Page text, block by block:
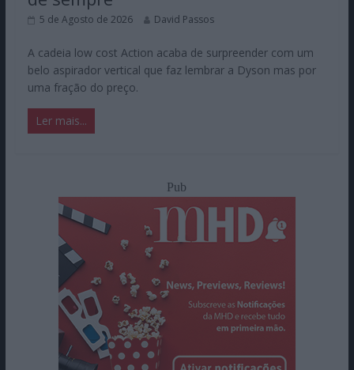
5 de Agosto de 2026 David Passos
A cadeia low cost Action acaba de surpreender com um
belo aspirador vertical que faz lembrar a Dyson mas por
uma fração do preço.
Ler mais...
Pub